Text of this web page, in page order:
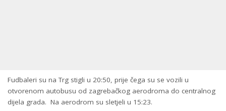
Fudbaleri su na Trg stigli u 20:50, prije čega su se vozili u
otvorenom autobusu od zagrebačkog aerodroma do centralnog
dijela grada. Na aerodrom su sletjeli u 15:23.